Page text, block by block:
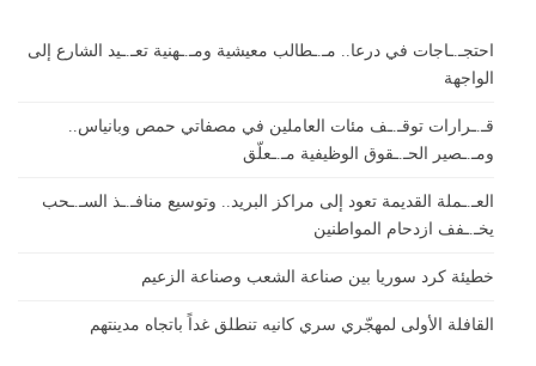
احتجـ.ـاجات في درعا.. مـ.ـطالب معيشية ومـ.ـهنية تعـ.ـيد الشارع إلى
الواجهة
قـ.ـرارات توقـ.ـف مئات العاملين في مصفاتي حمص وبانياس..
ومـ.ـصير الحـ.ـقوق الوظيفية مـ.ـعلّق
العـ.ـملة القديمة تعود إلى مراكز البريد.. وتوسيع منافـ.ـذ السـ.ـحب
يخـ.ـفف ازدحام المواطنين
خطيئة كرد سوريا بين صناعة الشعب وصناعة الزعيم
القافلة الأولى لمهجّري سري كانيه تنطلق غداً باتجاه مدينتهم